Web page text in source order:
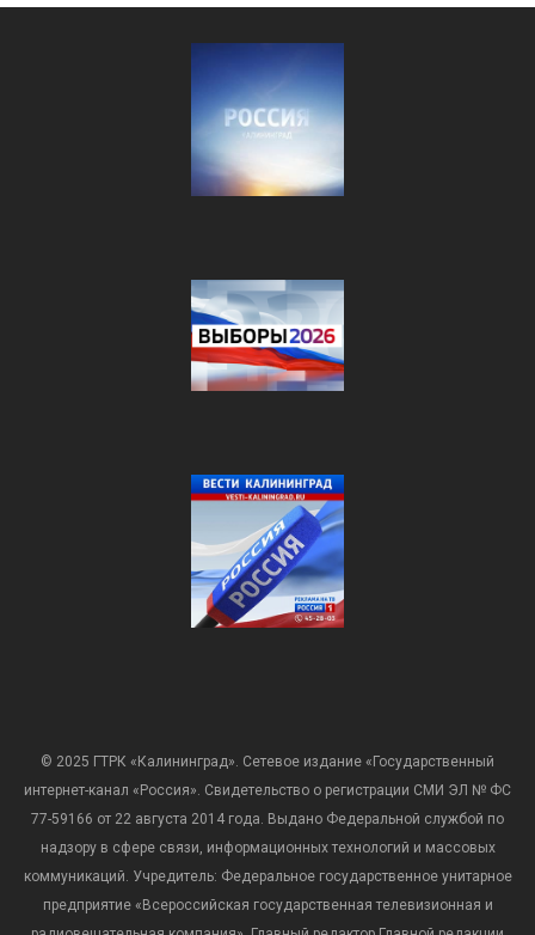
© 2025 ГТРК «Калининград». Сетевое издание «Государственный
интернет-канал «Россия». Свидетельство о регистрации СМИ ЭЛ № ФС
77-59166 от 22 августа 2014 года. Выдано Федеральной службой по
надзору в сфере связи, информационных технологий и массовых
коммуникаций. Учредитель: Федеральное государственное унитарное
предприятие «Всероссийская государственная телевизионная и